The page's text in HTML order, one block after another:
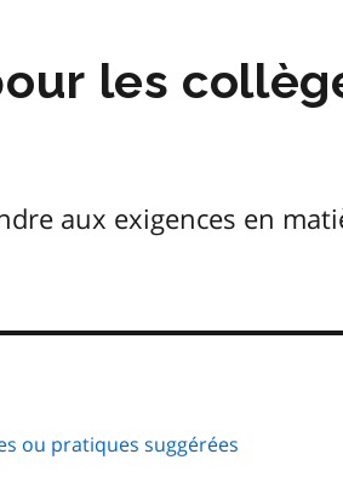
les
aux exigences en
ou pratiques suggérées